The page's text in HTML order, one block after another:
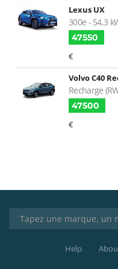
Lexus UX
300e - 54,3
47550
€
Volvo C40
Recharge
47500
€
Help